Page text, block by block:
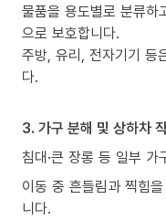
물품을 용도별로 분류
으로 보호합니다.
주방, 유리, 전자기기 등
다.
3. 가구 분해 및 상하차
침대·큰 장롱 등 일부
이동 중 흔들림과 찍힘
니다.